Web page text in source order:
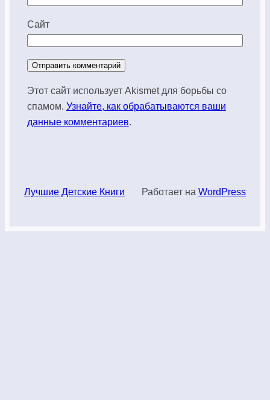
Сайт
Этот сайт использует Akismet для борьбы со
спамом. Узнайте, как обрабатываются ваши
данные комментариев.
Лучшие Детские Книги Работает на WordPress